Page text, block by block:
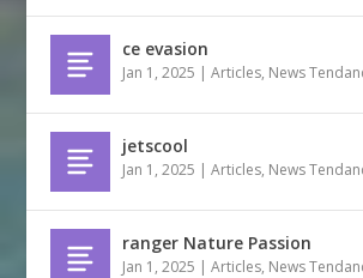
ce evasion
Jan 1, 2025 |Articles, News
jetscool
Jan 1, 2025 |Articles, News
ranger Nature Passion
Jan 1, 2025 |Articles, News